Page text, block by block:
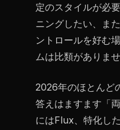
定のスタイルが必
ニングしたい、ま
ントロールを好む
ムは比類がありませ
2026年のほとんど
答えはますます「
にはFlux、特化し